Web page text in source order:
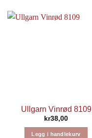
Ullgarn Vinrød 8109
kr38,00
Legg i handlekurv